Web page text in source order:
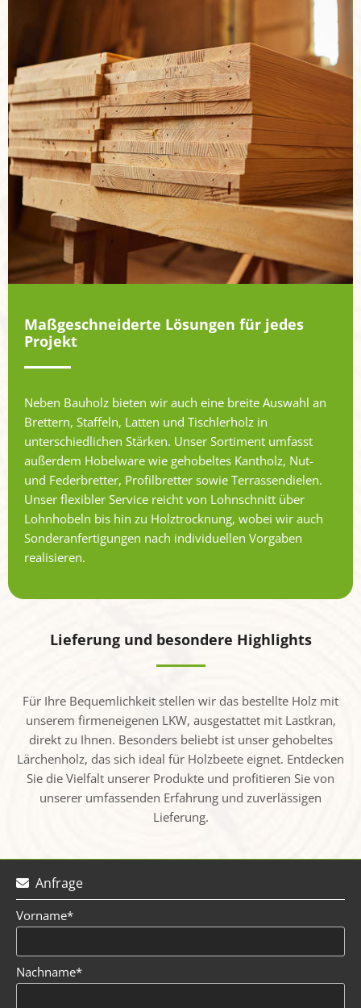
Maßgeschneiderte Lösungen für jedes
Projekt
Neben Bauholz bieten wir auch eine breite Auswahl an
Brettern, Staffeln, Latten und Tischlerholz in
unterschiedlichen Stärken. Unser Sortiment umfasst
außerdem Hobelware wie gehobeltes Kantholz, Nut-
und Federbretter, Profilbretter sowie Terrassendielen.
Unser flexibler Service reicht von Lohnschnitt über
Lohnhobeln bis hin zu Holztrocknung, wobei wir auch
Sonderanfertigungen nach individuellen Vorgaben
realisieren.
Lieferung und besondere Highlights
Für Ihre Bequemlichkeit stellen wir das bestellte Holz mit
unserem firmeneigenen LKW, ausgestattet mit Lastkran,
direkt zu Ihnen. Besonders beliebt ist unser gehobeltes
Lärchenholz, das sich ideal für Holzbeete eignet. Entdecken
Sie die Vielfalt unserer Produkte und profitieren Sie von
unserer umfassenden Erfahrung und zuverlässigen
Lieferung.
 Anfrage
Vorname*
Nachname*